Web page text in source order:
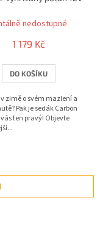
nedostupné
1 179 Kč
DO KOŠÍKU
zimě o svém mazlení a
Pak je sedák Carbon
vás ten pravý! Objevte